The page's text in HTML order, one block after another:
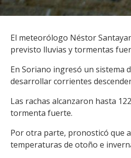
Facebook
WhatsApp
Email
El meteorólogo Néstor
previsto lluvias y tormentas
En Soriano ingresó un sistema
desarrollar corrientes
Las rachas alcanzaron hasta
tormenta fuerte.
Por otra parte, pronosticó que
temperaturas de otoño e